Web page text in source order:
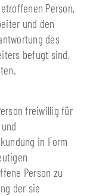
Person,
und den
des
befugt sind,
freiwillig für
in Form
Person zu
der sie